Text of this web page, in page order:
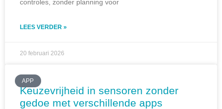
controles, zonder planning voor
LEES VERDER »
20 februari 2026
APP
Keuzevrijheid in sensoren zonder
gedoe met verschillende apps